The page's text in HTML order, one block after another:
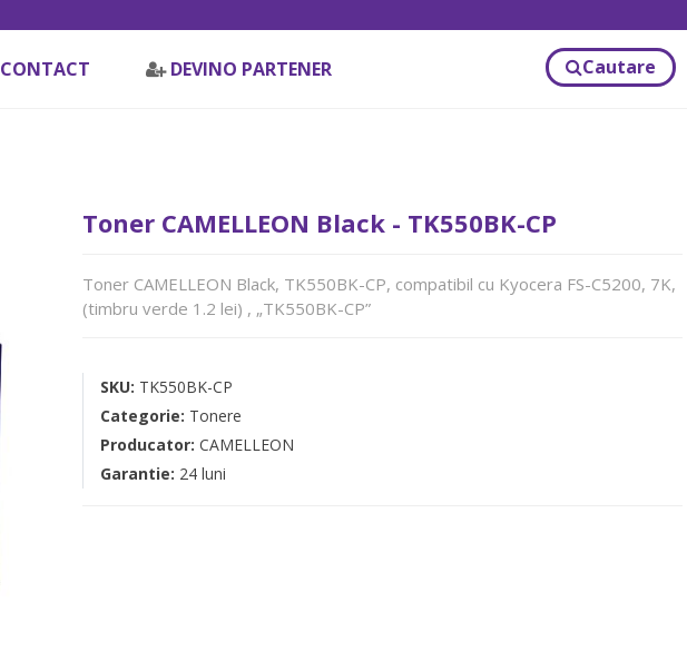
CONTACT DEVINO PARTENER Cautare
Toner CAMELLEON Black - TK550BK-CP
Toner CAMELLEON Black, TK550BK-CP, compatibil cu Kyocera FS-C5200, 7K,
(timbru verde 1.2 lei) , „TK550BK-CP”
SKU: TK550BK-CP
Categorie: Tonere
Producator: CAMELLEON
Garantie: 24 luni